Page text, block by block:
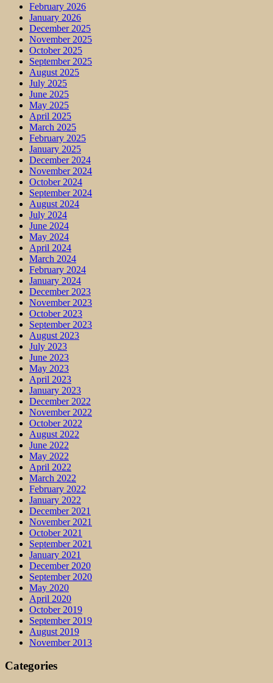
February 2026
January 2026
December 2025
November 2025
October 2025
September 2025
August 2025
July 2025
June 2025
May 2025
April 2025
March 2025
February 2025
January 2025
December 2024
November 2024
October 2024
September 2024
August 2024
July 2024
June 2024
May 2024
April 2024
March 2024
February 2024
January 2024
December 2023
November 2023
October 2023
September 2023
August 2023
July 2023
June 2023
May 2023
April 2023
January 2023
December 2022
November 2022
October 2022
August 2022
June 2022
May 2022
April 2022
March 2022
February 2022
January 2022
December 2021
November 2021
October 2021
September 2021
January 2021
December 2020
September 2020
May 2020
April 2020
October 2019
September 2019
August 2019
November 2013
Categories